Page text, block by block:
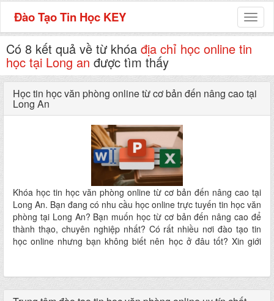
Đào Tạo Tin Học KEY
Có 8 kết quả về từ khóa địa chỉ học online tin
học tại Long an được tìm thấy
Học tin học văn phòng online từ cơ bản đến nâng cao tại
Long An
Khóa học tin học văn phòng online từ cơ bản đến nâng cao tại
Long An. Bạn đang có nhu cầu học online trực tuyến tin học văn
phòng tại Long An? Bạn muốn học từ cơ bản đến nâng cao để
thành thạo, chuyên nghiệp nhất? Có rất nhiều nơi đào tạo tin
học online nhưng bạn không biết nên học ở đâu tốt? Xin giới
học văn phòng online từ cơ bản đến nâng cao tại Long An,
100% tương tác trực tiếp với các giáo viên đầy kinh nghiệm của